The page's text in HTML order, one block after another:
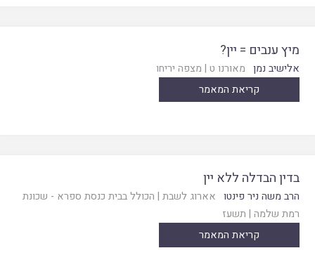
מיץ ענבים = יין?
אלישיב נמן מאורנו ט | מצפה יריחו
קריאת המאמר
בדין הבדלה ללא יין
הרב משה ניר פינטו אארוג לשבת | הכולל בבית כנסת ספרא - שכונת
רמת שלמה | תשעז
קריאת המאמר